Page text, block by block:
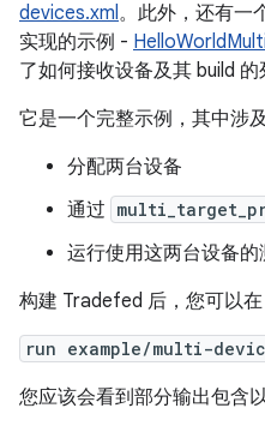
devices.xml。此外，还有一
实现的示例 -
了如何接收设备及其 build 的
它是一个完整示例，其中涉及
分配两台设备
通过
运行使用这两台设备的
构建 Tradefed 后，您可以在
run example/multi-
您应该会看到部分输出包含